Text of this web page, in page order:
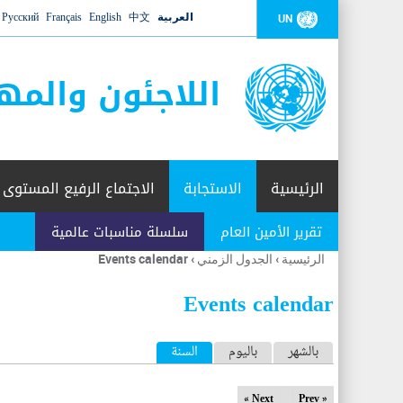
UN العربية 中文
English
Français
Русский
اللاجئون
الرئيسية الاستجابة
تقرير الأمين العام سلسلة مناسبات عالمية
الاجتماع الرفيع المستوى
أنت
هنا
الرئيسية › الجدول الزمني ›
Events calendar
Events calendar
ا
ل
بالشهر باليوم السنة (علامة التبويب النشطة)